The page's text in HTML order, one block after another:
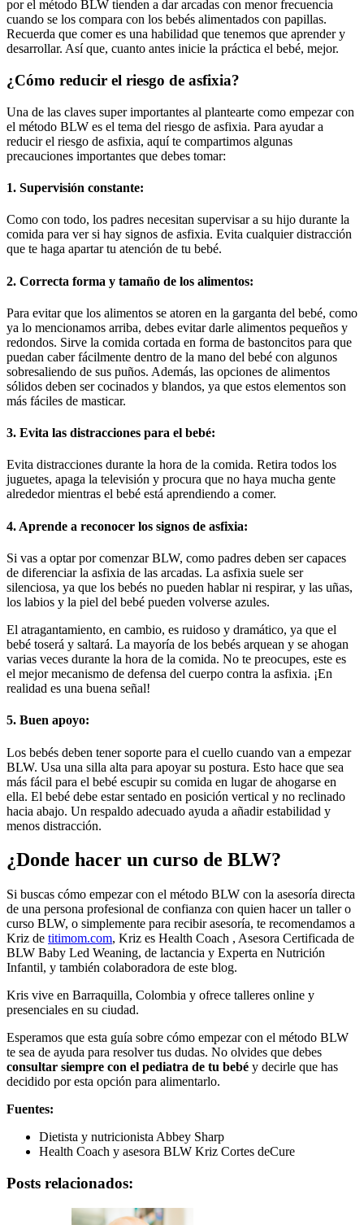
por el método BLW tienden a dar arcadas con menor frecuencia
cuando se los compara con los bebés alimentados con papillas.
Recuerda que comer es una habilidad que tenemos que aprender y
desarrollar. Así que, cuanto antes inicie la práctica el bebé, mejor.
¿Cómo reducir el riesgo de asfixia?
Una de las claves super importantes al plantearte como empezar con
el método BLW es el tema del riesgo de asfixia. Para ayudar a
reducir el riesgo de asfixia, aquí te compartimos algunas
precauciones importantes que debes tomar:
1. Supervisión constante:
Como con todo, los padres necesitan supervisar a su hijo durante la
comida para ver si hay signos de asfixia. Evita cualquier distracción
que te haga apartar tu atención de tu bebé.
2. Correcta forma y tamaño de los alimentos:
Para evitar que los alimentos se atoren en la garganta del bebé, como
ya lo mencionamos arriba, debes evitar darle alimentos pequeños y
redondos. Sirve la comida cortada en forma de bastoncitos para que
puedan caber fácilmente dentro de la mano del bebé con algunos
sobresaliendo de sus puños. Además, las opciones de alimentos
sólidos deben ser cocinados y blandos, ya que estos elementos son
más fáciles de masticar.
3. Evita las distracciones para el bebé:
Evita distracciones durante la hora de la comida. Retira todos los
juguetes, apaga la televisión y procura que no haya mucha gente
alrededor mientras el bebé está aprendiendo a comer.
4. Aprende a reconocer los signos de asfixia:
Si vas a optar por comenzar BLW, como padres deben ser capaces
de diferenciar la asfixia de las arcadas. La asfixia suele ser
silenciosa, ya que los bebés no pueden hablar ni respirar, y las uñas,
los labios y la piel del bebé pueden volverse azules.
El atragantamiento, en cambio, es ruidoso y dramático, ya que el
bebé toserá y saltará. La mayoría de los bebés arquean y se ahogan
varias veces durante la hora de la comida. No te preocupes, este es
el mejor mecanismo de defensa del cuerpo contra la asfixia. ¡En
realidad es una buena señal!
5. Buen apoyo:
Los bebés deben tener soporte para el cuello cuando van a empezar
BLW. Usa una silla alta para apoyar su postura. Esto hace que sea
más fácil para el bebé escupir su comida en lugar de ahogarse en
ella. El bebé debe estar sentado en posición vertical y no reclinado
hacia abajo. Un respaldo adecuado ayuda a añadir estabilidad y
menos distracción.
¿Donde hacer un curso de BLW?
Si buscas cómo empezar con el método BLW con la asesoría directa
de una persona profesional de confianza con quien hacer un taller o
curso BLW, o simplemente para recibir asesoría, te recomendamos a
Kriz de titimom.com, Kriz es Health Coach , Asesora Certificada de
BLW Baby Led Weaning, de lactancia y Experta en Nutrición
Infantil, y también colaboradora de este blog.
Kris vive en Barraquilla, Colombia y ofrece talleres online y
presenciales en su ciudad.
Esperamos que esta guía sobre cómo empezar con el método BLW
te sea de ayuda para resolver tus dudas. No olvides que debes
consultar siempre con el pediatra de tu bebé y decirle que has
decidido por esta opción para alimentarlo.
Fuentes:
Dietista y nutricionista Abbey Sharp
Health Coach y asesora BLW Kriz Cortes deCure
Posts relacionados: